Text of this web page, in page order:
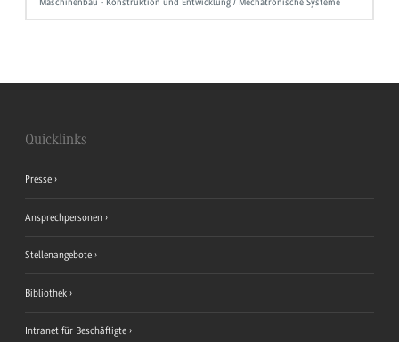
Quicklinks
Presse
Ansprechpersonen
Stellenangebote
Bibliothek
Intranet für Beschäftigte